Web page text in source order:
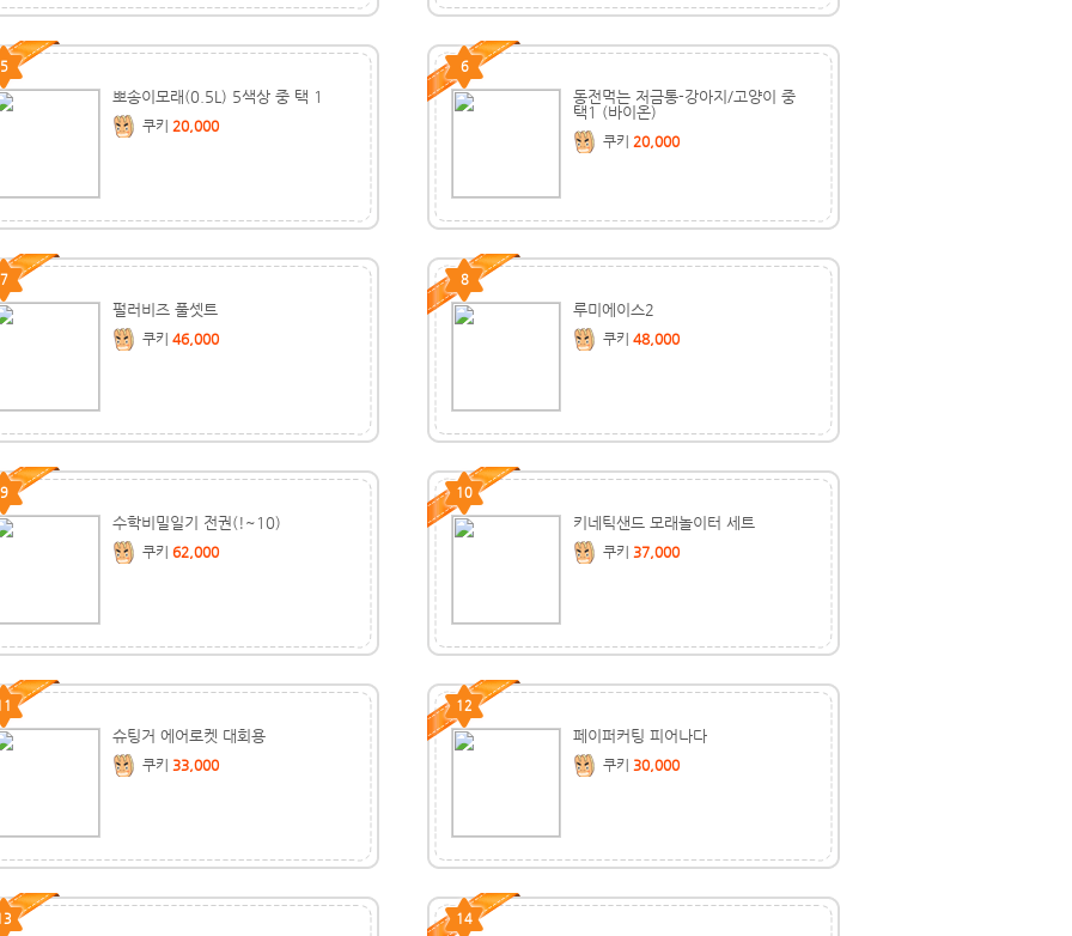
5
뽀송이모래(0.5L) 5색상 중 택 1
쿠키 20,000
6
동전먹는 저금통-강아지/고양이 중
택1 (바이온)
쿠키 20,000
7
펄러비즈 풀셋트
쿠키 46,000
8
루미에이스2
쿠키 48,000
9
수학비밀일기 전권(!~10)
쿠키 62,000
10
키네틱샌드 모래놀이터 세트
쿠키 37,000
슈팅거 에어로켓 대회용
쿠키 33,000
12
페이퍼커팅 피어나다
쿠키 30,000
14